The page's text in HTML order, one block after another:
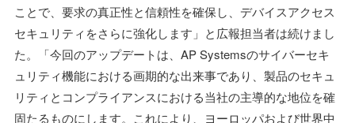
ことで、要求の真正性と信頼性を確保し、デバイスアクセス
セキュリティをさらに強化します」と広報担当者は続けまし
た。「今回のアップデートは、AP Systemsのサイバーセキ
ュリティ機能における画期的な出来事であり、製品のセキュ
リティとコンプライアンスにおける当社の主導的な地位を確
固たるものにします。これにより、ヨーロッパおよび世界中